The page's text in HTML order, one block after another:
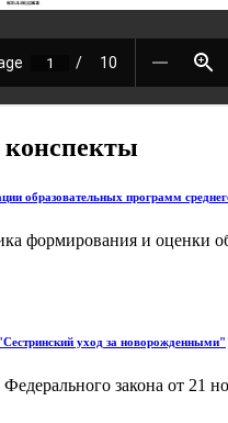
конспекты
образовательных программ
формирования и оценки
уход за новорожденными"
закона от 21